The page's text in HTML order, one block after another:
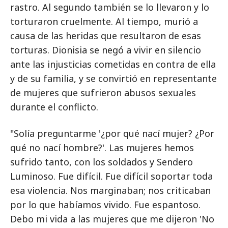
rastro. Al segundo también se lo llevaron y lo
torturaron cruelmente. Al tiempo, murió a
causa de las heridas que resultaron de esas
torturas. Dionisia se negó a vivir en silencio
ante las injusticias cometidas en contra de ella
y de su familia, y se convirtió en representante
de mujeres que sufrieron abusos sexuales
durante el conflicto.
"Solía preguntarme '¿por qué nací mujer? ¿Por
qué no nací hombre?'. Las mujeres hemos
sufrido tanto, con los soldados y Sendero
Luminoso. Fue difícil. Fue difícil soportar toda
esa violencia. Nos marginaban; nos criticaban
por lo que habíamos vivido. Fue espantoso.
Debo mi vida a las mujeres que me dijeron 'No